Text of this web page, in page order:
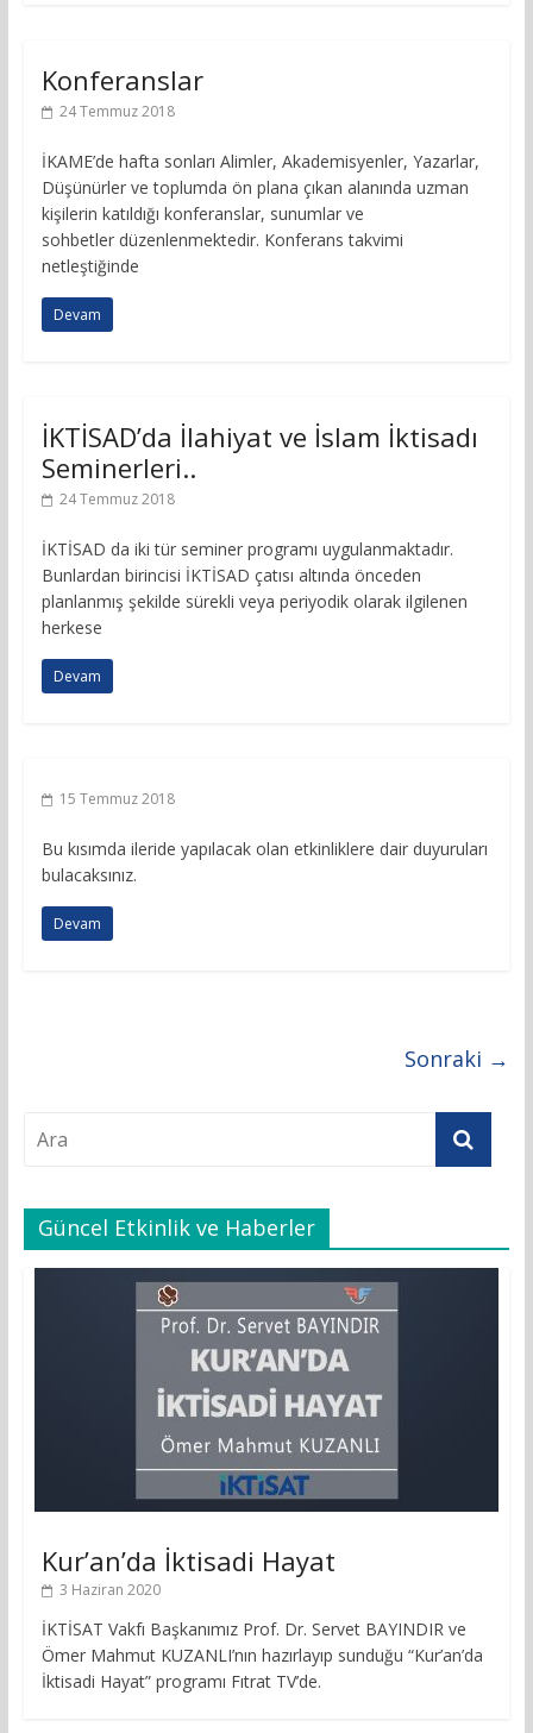
Konferanslar
24 Temmuz 2018
İKAME’de hafta sonları Alimler, Akademisyenler, Yazarlar,
Düşünürler ve toplumda ön plana çıkan alanında uzman
kişilerin katıldığı konferanslar, sunumlar ve
sohbetler düzenlenmektedir. Konferans takvimi
netleştiğinde
Devam
İKTİSAD’da İlahiyat ve İslam İktisadı
Seminerleri..
24 Temmuz 2018
İKTİSAD da iki tür seminer programı uygulanmaktadır.
Bunlardan birincisi İKTİSAD çatısı altında önceden
planlanmış şekilde sürekli veya periyodik olarak ilgilenen
herkese
Devam
15 Temmuz 2018
Bu kısımda ileride yapılacak olan etkinliklere dair duyuruları
bulacaksınız.
Devam
Sonraki →
Güncel Etkinlik ve Haberler
Kur’an’da İktisadi Hayat
3 Haziran 2020
İKTİSAT Vakfı Başkanımız Prof. Dr. Servet BAYINDIR ve
Ömer Mahmut KUZANLI’nın hazırlayıp sunduğu “Kur’an’da
İktisadi Hayat” programı Fıtrat TV’de.